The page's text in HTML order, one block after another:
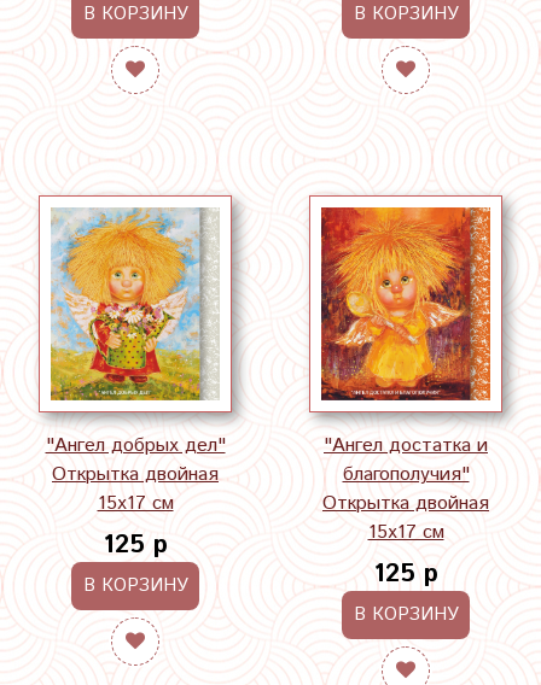
В КОРЗИНУ В КОРЗИНУ
"Ангел добрых дел"
Открытка двойная
15х17 см
125 р
В КОРЗИНУ
"Ангел достатка и
благополучия"
Открытка двойная
15х17 см
125 р
В КОРЗИНУ